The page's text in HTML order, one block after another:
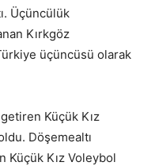
Üçüncülük
Kırkgöz
üçüncüsü olarak
Küçük Kız
Döşemealtı
Küçük Kız Voleybol